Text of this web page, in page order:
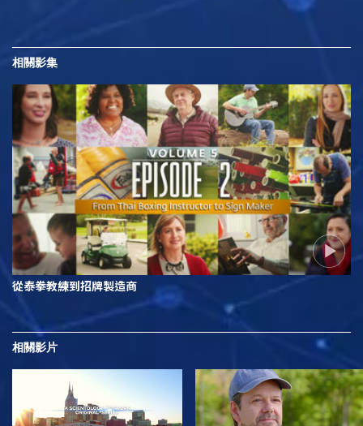
相關影集
從泰拳教練到招牌製造商
相關影片